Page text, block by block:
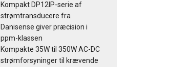
Kompakt DP12IP-serie af
strømtransducere fra
Danisense giver præcision i
ppm-klassen
Kompakte 35W til 350W AC-DC
strømforsyninger til krævende